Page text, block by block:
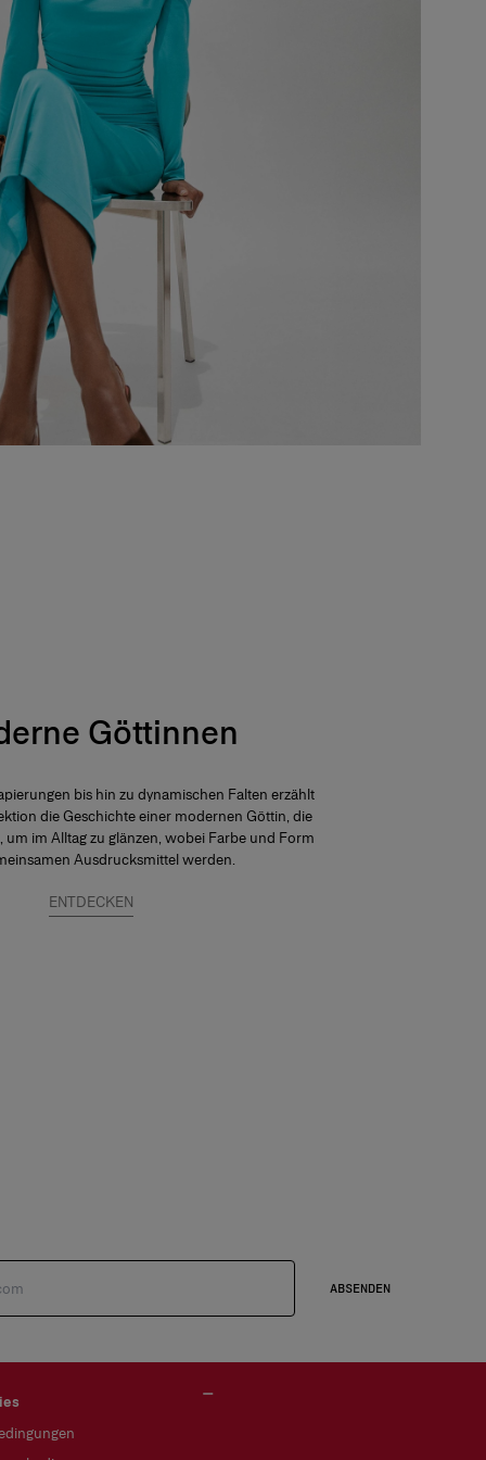
Göttinnen
bis hin zu dynamischen Falten erzählt
die Geschichte einer modernen Göttin, die
im Alltag zu glänzen, wobei Farbe und Form
Ausdrucksmittel werden.
ENTDECKEN
ABSENDEN